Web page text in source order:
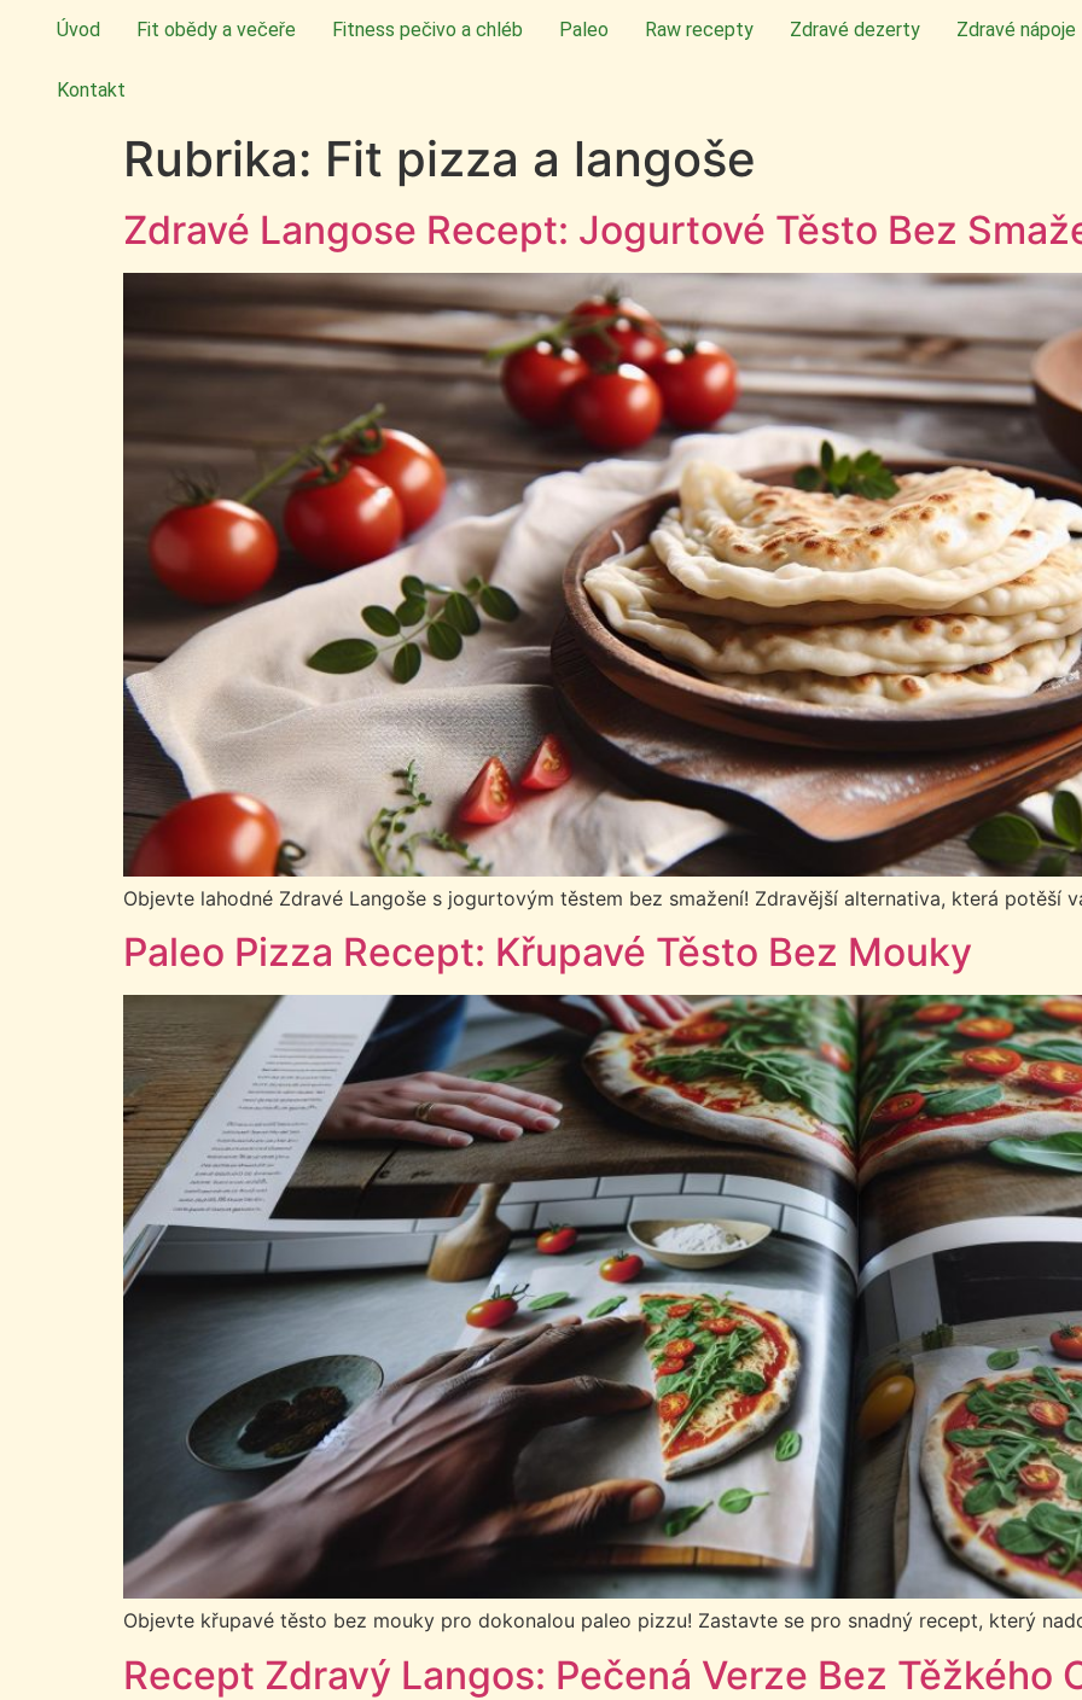
Úvod Fit obědy a večeře Fitness pečivo a chléb Paleo Raw recepty Zdravé dezerty Zdravé nápoje
Kontakt
Rubrika: Fit pizza a langoše
Zdravé Langose Recept: Jogurtové Těsto Bez
Objevte lahodné Zdravé Langoše s jogurtovým těstem bez smažení! Zdravější alternativa, která potěší
Paleo Pizza Recept: Křupavé Těsto Bez Mouky
Objevte křupavé těsto bez mouky pro dokonalou paleo pizzu! Zastavte se pro snadný recept, který
Recept Zdravý Langos: Pečená Verze Bez Těžkého